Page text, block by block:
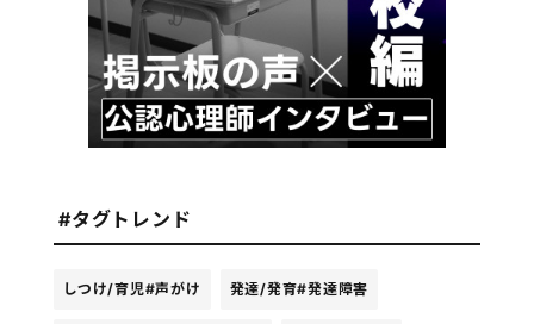
#タグトレンド
しつけ/育児#声がけ 発達/発育#発達障害